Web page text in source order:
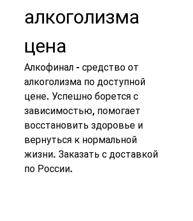
алкоголизма
цена
Алкофинал - средство от
алкоголизма по доступной
цене. Успешно борется с
зависимостью, помогает
восстановить здоровье и
вернуться к нормальной
жизни. Заказать с доставкой
по России.